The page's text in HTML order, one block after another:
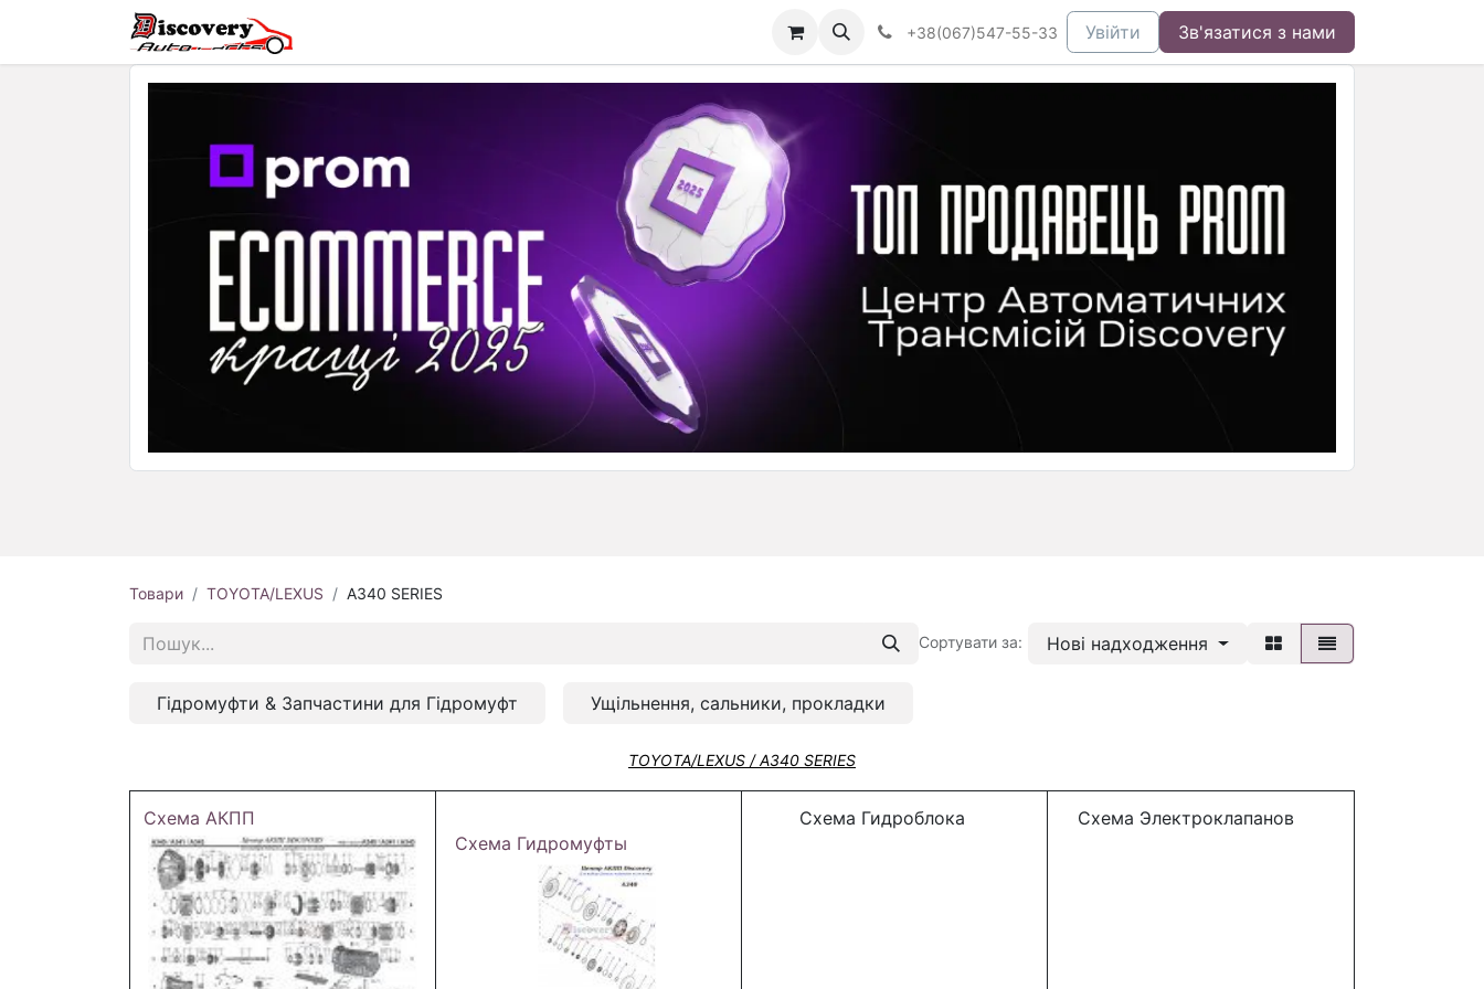
+38(067)547-55-33 Увійти Зв'язатися з нами
Товари TOYOTA/LEXUS A340 SERIES
Сортувати за: Нові надходження
Гідромуфти & Запчастини для Гідромуфт Ущільнення, сальники, прокладки
TOYOTA/LEXUS / A340 SERIES
Схема АКПП
Схема Гидромуфты
Схема Гидроблока Схема Электроклапанов